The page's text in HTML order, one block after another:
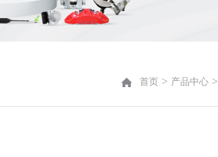
首页 > 产品中心 >